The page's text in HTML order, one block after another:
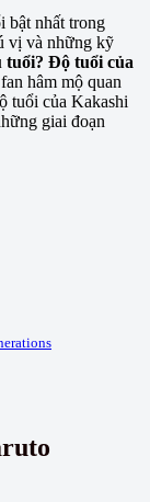
bật nhất trong
vị và những kỹ
tuổi? Độ tuổi của
hâm mộ quan
tuổi của Kakashi
giai đoạn